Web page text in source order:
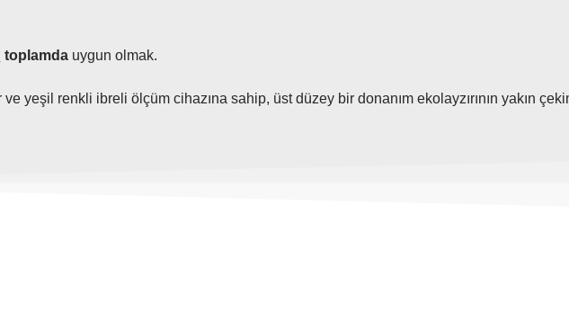
toplamda uygun olmak.